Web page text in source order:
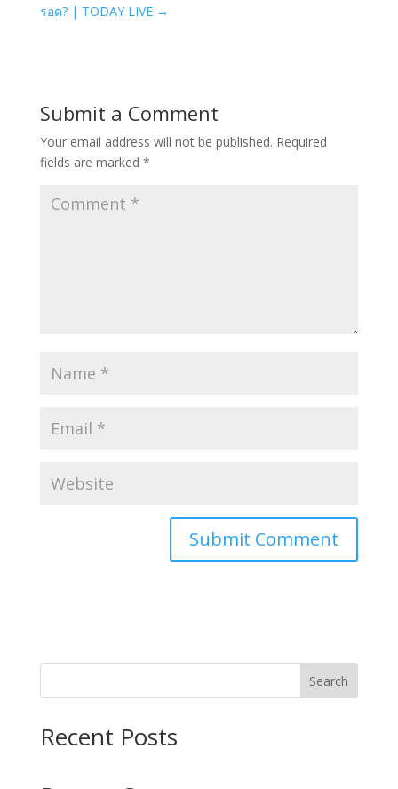
รอด? | TODAY LIVE →
Submit a Comment
Your email address will not be published. Required
fields are marked *
Search
Recent Posts